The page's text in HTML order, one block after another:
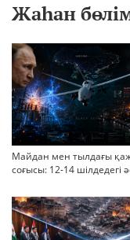
Жаһан
Майдан мен тылдағы
соғысы: 12-14 шілдедегі